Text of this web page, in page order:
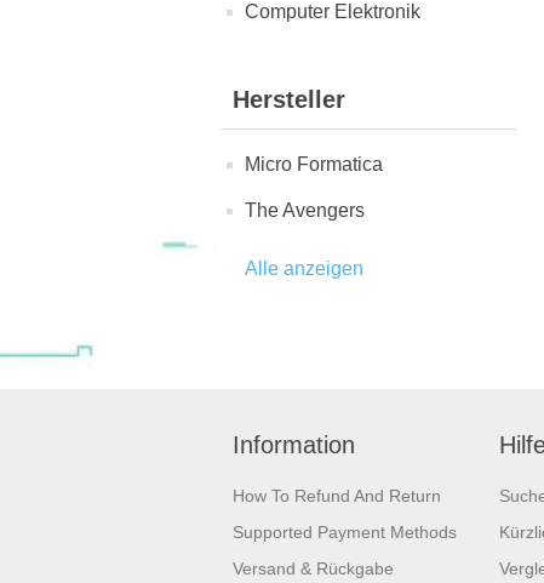
Computer Elektronik
Hersteller
Micro Formatica
The Avengers
Alle anzeigen
Information
How To Refund And Return
Supported Payment Methods
Versand & Rückgabe